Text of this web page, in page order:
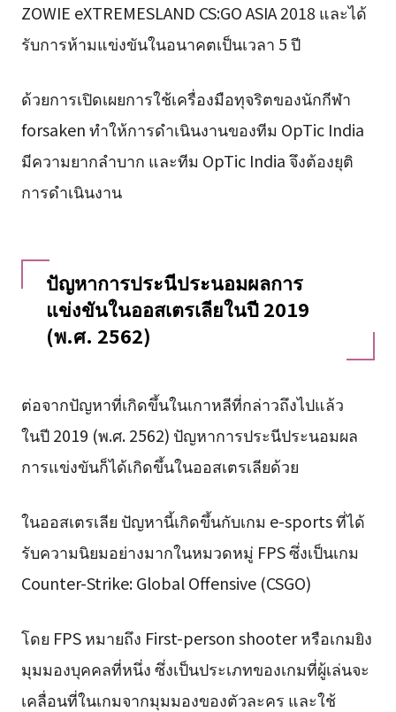
ZOWIE eXTREMESLAND CS:GO ASIA 2018 และได้
รับการห้ามแข่งขันในอนาคตเป็นเวลา 5 ปี
ด้วยการเปิดเผยการใช้เครื่องมือทุจริตของนักกีฬา
forsaken ทำให้การดำเนินงานของทีม OpTic India
มีความยากลำบาก และทีม OpTic India จึงต้องยุติ
การดำเนินงาน
ปัญหาการประนีประนอมผลการ
แข่งขันในออสเตรเลียในปี 2019
(พ.ศ. 2562)
ต่อจากปัญหาที่เกิดขึ้นในเกาหลีที่กล่าวถึงไปแล้ว
ในปี 2019 (พ.ศ. 2562) ปัญหาการประนีประนอมผล
การแข่งขันก็ได้เกิดขึ้นในออสเตรเลียด้วย
ในออสเตรเลีย ปัญหานี้เกิดขึ้นกับเกม e-sports ที่ได้
รับความนิยมอย่างมากในหมวดหมู่ FPS ซึ่งเป็นเกม
Counter-Strike: Global Offensive (CSGO)
โดย FPS หมายถึง First-person shooter หรือเกมยิง
มุมมองบุคคลที่หนึ่ง ซึ่งเป็นประเภทของเกมที่ผู้เล่นจะ
เคลื่อนที่ในเกมจากมุมมองของตัวละคร และใช้